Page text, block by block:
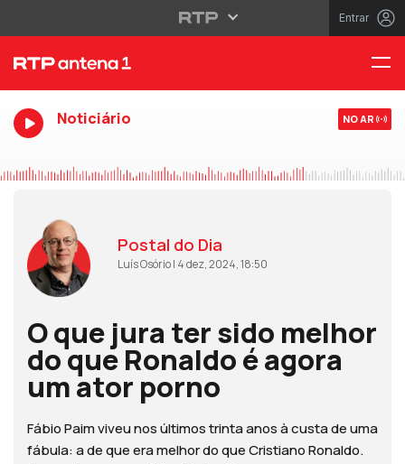
Entrar
Noticiário NO AR
Postal do Dia
Luís Osório | 4 dez, 2024, 18:50
O que jura ter sido melhor
do que Ronaldo é agora
um ator porno
Fábio Paim viveu nos últimos trinta anos à custa de uma
fábula: a de que era melhor do que Cristiano Ronaldo.